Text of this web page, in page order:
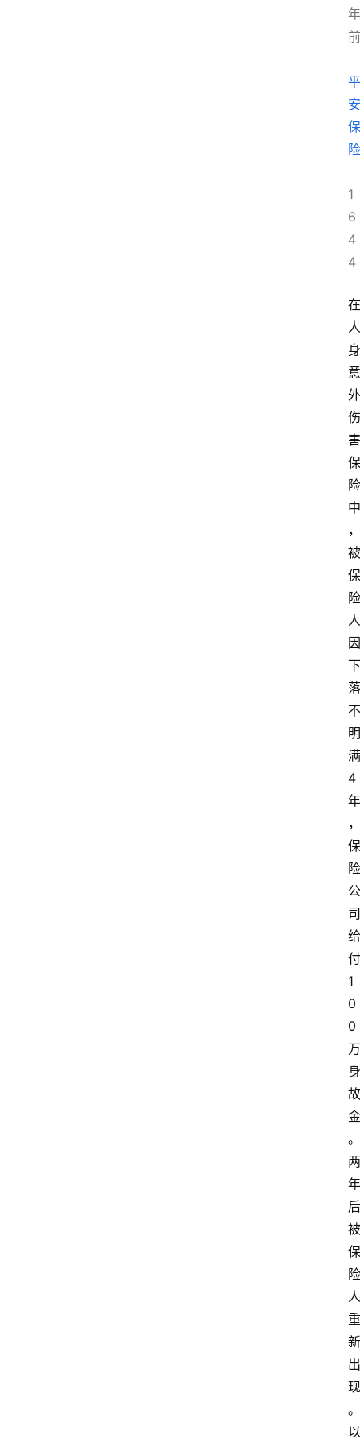
年
前
平
安
保
险
1
6
4
4
在
人
身
意
外
伤
害
保
险
中
，
被
保
险
人
因
下
落
不
明
满
4
年
，
保
险
公
司
给
付
1
0
0
万
身
故
金
。
两
年
后
被
保
险
人
重
新
出
现
。
以